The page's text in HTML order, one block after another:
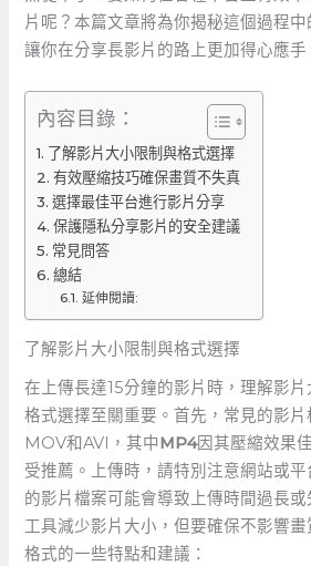
片呢？本篇文章將為你揭秘這個過程中
讓你在分享長影片的路上更加得心應手
內容目錄：
了解影片大小限制與格式選擇
有效壓縮技巧確保畫質不失真
選擇最佳平台進行影片分享
保護隱私分享影片的安全建議
常見問答
總結
延伸閱讀:
了解影片大小限制與格式選擇
在上傳長達15分鐘的影片時，理解影
格式選擇至關重要。首先，常見的影
MOV和AVI，其中 MP4因其壓縮效果
受推薦。上傳時，請特別注意網站或
的影片檔案可能會導致上傳時間過長
工具減少影片大小，但要確保不影響
格式的一些特點和建議：